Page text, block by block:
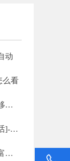
动
么看
机
]-常
士